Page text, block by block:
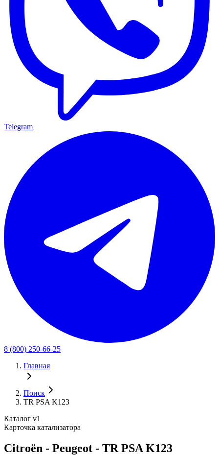
Telegram
8 (800) 250-66-25
Главная
Поиск
TR PSA K123
Каталог v1
Карточка катализатора
Citroën - Peugeot - TR PSA K123